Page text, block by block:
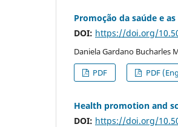
Promoção da saúde e
DOI: https://doi.org/
Daniela Gardano Bucharles
PDF
PDF
Health promotion and
DOI: https://doi.org/